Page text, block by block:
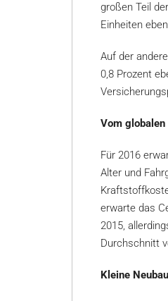
großen Teil
Einheiten
Auf der
0,8 Prozent
Vom
Für 2016
Alter und
erwarte das
2015,
Durchschnitt
Kleine